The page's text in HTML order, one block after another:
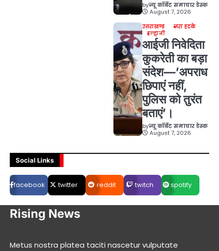
byन्यू कॉर्बेट समाचार डेस्क
August 7, 2026
उत्तराखण्ड
ज़रा हटके
हल्द्वानी
आईजी निवेदिता
कुकरेती का बड़ा
संदेश—’अपराध
छिपाएं नहीं,
पुलिस को तुरंत
बताएं’।
byन्यू कॉर्बेट समाचार डेस्क
August 7, 2026
Social Links
facebook twitter reddit twitch spotify
Rising News
Metus nostra platea taciti nascetur vulputate